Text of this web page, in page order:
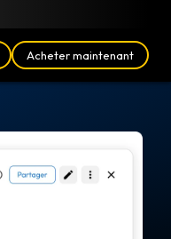
Acheter maintenant